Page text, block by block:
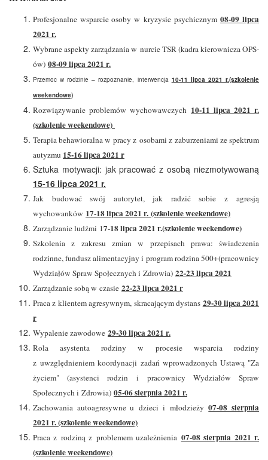
Profesjonalne wsparcie osoby w kryzysie psychicznym08-09 lipca
2021 r.
Wybrane aspekty zarządzania w nurcie TSR (kadra kierownicza OPS-
ów) 08-09 lipca 2021 r.
Przemoc w rodzinie – rozpoznanie, interwencja 10-11 lipca 2021 r.(szkolenie
weekendowe)
Rozwiązywanie problemów wychowawczych 10-11 lipca 2021 r.
(szkolenie weekendowe)
Terapia behawioralna w pracy z osobami z zaburzeniami ze spektrum
autyzmu 15-16 lipca 2021 r
Sztuka motywacji: jak pracować z osobą niezmotywowaną
15-16 lipca 2021 r.
Jak budować swój autorytet, jak radzić sobie z agresją
wychowanków 17-18 lipca 2021 r. (szkolenie weekendowe)
Zarządzanie ludźmi 17-18 lipca 2021 r.(szkolenie weekendowe)
Szkolenia z zakresu zmian w przepisach prawa: świadczenia
rodzinne, fundusz alimentacyjny i program rodzina 500+(pracownicy
Wydziałów Spraw Społecznych i Zdrowia) 22-23 lipca 2021
Zarządzanie sobą w czasie 22-23 lipca 2021 r
Praca z klientem agresywnym, skracającym dystans 29-30 lipca 2021
r
Wypalenie zawodowe 29-30 lipca 2021 r.
Rola asystenta rodziny w procesie wsparcia rodziny
z uwzględnieniem koordynacji zadań wprowadzonych Ustawą "Za
życiem" (asystenci rodzin i pracownicy Wydziałów Spraw
Społecznych i Zdrowia) 05-06 sierpnia 2021 r.
Zachowania autoagresywne u dzieci i młodzieży07-08 sierpnia
2021 r. (szkolenie weekendowe)
Praca z rodziną z problemem uzależnienia 07-08 sierpnia 2021 r.
(szkolenie weekendowe)